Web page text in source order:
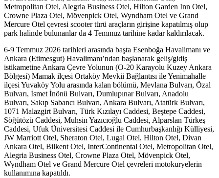
Metropolitan Otel, Alegria Business Otel, Hilton Garden Inn Otel,
Crowne Plaza Otel, Mövenpick Otel, Wyndham Otel ve Grand
Mercure Otel çevresi scooter türü araçların girişine kapatılmış olup
park halinde bulunanlar da 4 Temmuz tarihine kadar kaldırılacak.
6-9 Temmuz 2026 tarihleri arasında başta Esenboğa Havalimanı ve
Ankara (Etimesgut) Havalimanı’ndan başlanarak geliş/gidiş
istikametine Ankara Çevre Yolunun (O-20 Karayolu Kuzey Ankara
Bölgesi) Mamak ilçesi Ortaköy Mevkii Bağlantısı ile Yenimahalle
ilçesi Yuvaköy Yolu arasında kalan bölümü, Mevlana Bulvarı, Özal
Bulvarı, İsmet İnönü Bulvarı, Dumlupınar Bulvarı, Anadolu
Bulvarı, Sakıp Sabancı Bulvarı, Ankara Bulvarı, Atatürk Bulvarı,
1071 Malazgirt Bulvarı, Türk Kızılayı Caddesi, Beştepe Caddesi,
Söğütözü Caddesi, Muhsin Yazıcıoğlu Caddesi, Alparslan Türkeş
Caddesi, Ufuk Üniversitesi Caddesi ile Cumhurbaşkanlığı Külliyesi,
JW Marriott Otel, Sheraton Otel, Lugal Otel, Hilton Otel, Divan
Ankara Otel, Bilkent Otel, InterContinental Otel, Metropolitan Otel,
Alegria Business Otel, Crowne Plaza Otel, Mövenpick Otel,
Wyndham Otel ve Grand Mercure Otel çevreleri motokuryelerin
kullanımına kapatıldı.